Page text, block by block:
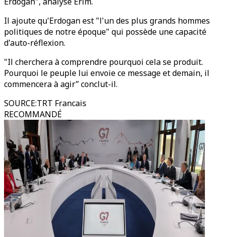
Il ajoute qu'Erdogan est "l'un des plus grands hommes
politiques de notre époque" qui possède une capacité
d'auto-réflexion.
"Il cherchera à comprendre pourquoi cela se produit.
Pourquoi le peuple lui envoie ce message et demain, il
commencera à agir” conclut-il.
SOURCE:TRT Francais
RECOMMANDÉ